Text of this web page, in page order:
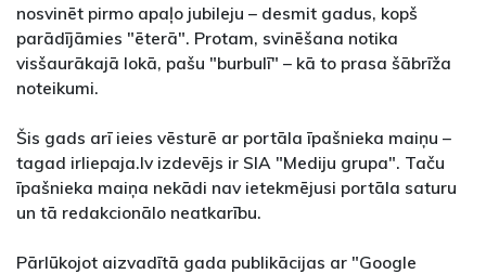
nosvinēt pirmo apaļo jubileju – desmit gadus, kopš
parādījāmies "ēterā". Protam, svinēšana notika
visšaurākajā lokā, pašu "burbulī" – kā to prasa šābrīža
noteikumi.
Šis gads arī ieies vēsturē ar portāla īpašnieka maiņu –
tagad irliepaja.lv izdevējs ir SIA "Mediju grupa". Taču
īpašnieka maiņa nekādi nav ietekmējusi portāla saturu
un tā redakcionālo neatkarību.
Pārlūkojot aizvadītā gada publikācijas ar "Google